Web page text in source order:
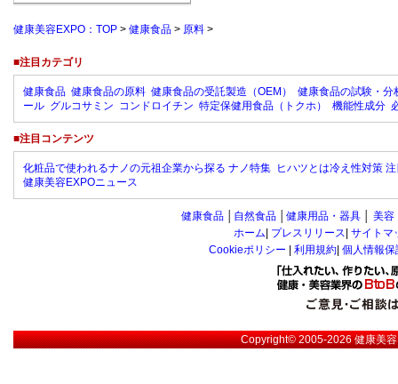
健康美容EXPO：TOP > 健康食品 > 原料 >
■注目カテゴリ
健康食品 健康食品の原料 健康食品の受託製造（OEM）
健康食品の試験・分
ール グルコサミン コンドロイチン 特定保健用食品（トクホ） 機能性成分
■注目コンテンツ
化粧品で使われるナノの元祖企業から探る ナノ特集 ヒハツとは冷え性対策
健康美容EXPOニュース
健康食品 自然食品 健康用品・器具 美容
ホーム プレスリリース サイトマ
Cookieポリシー
利用規約 個人情報
Copyright© 2005-2026健康美